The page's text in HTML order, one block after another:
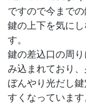
ですので今まで
鍵の上下を気に
す。
鍵の差込口の周
み込まれており
ぼんやり光だし
すくなっています